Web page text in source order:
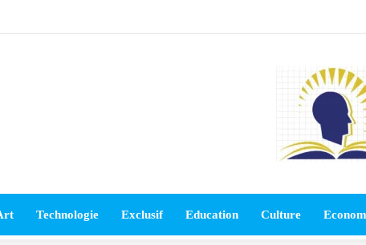
Culture
Education
Exclusif
Technologie